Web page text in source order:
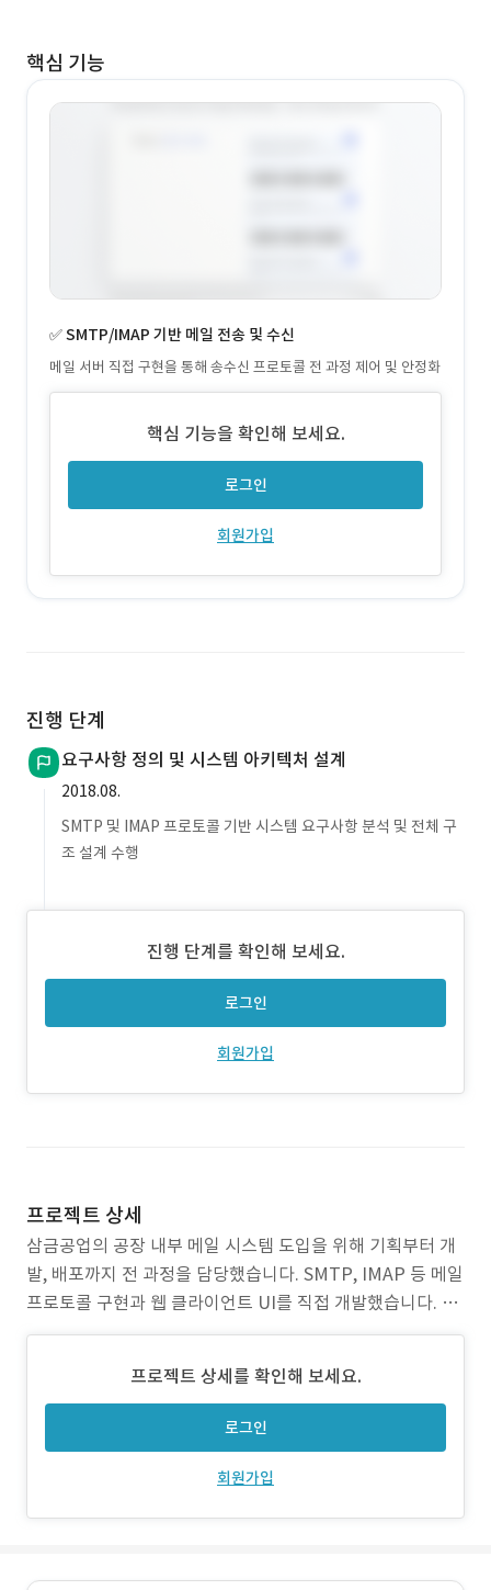
핵심 기능
✅ SMTP/IMAP 기반 메일 전송 및 수신
메일 서버 직접 구현을 통해 송수신 프로토콜 전 과정 제어 및 안정화
핵심 기능을 확인해 보세요.
로그인
회원가입
진행 단계
요구사항 정의 및 시스템 아키텍처 설계
2018.08.
SMTP 및 IMAP 프로토콜 기반 시스템 요구사항 분석 및 전체 구
조 설계 수행
진행 단계를 확인해 보세요.
로그인
회원가입
프로젝트 상세
삼금공업의 공장 내부 메일 시스템 도입을 위해 기획부터 개
발, 배포까지 전 과정을 담당했습니다. SMTP, IMAP 등 메일
프로토콜 구현과 웹 클라이언트 UI를 직접 개발했습니다. Do
cker/Kubernetes 기반 서버 환경에 배포하고 내부 시연까
사 시스템으로 확대 적용되었습니다.
프로젝트 상세를 확인해 보세요.
로그인
회원가입